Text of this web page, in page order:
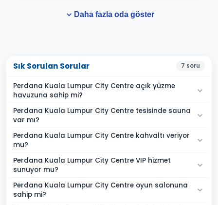
Daha fazla oda göster
Sık Sorulan Sorular 7 soru
Perdana Kuala Lumpur City Centre açık yüzme
havuzuna sahip mi?
Perdana Kuala Lumpur City Centre tesisinde sauna
var mı?
Perdana Kuala Lumpur City Centre kahvaltı veriyor
mu?
Perdana Kuala Lumpur City Centre VIP hizmet
sunuyor mu?
Perdana Kuala Lumpur City Centre oyun salonuna
sahip mi?